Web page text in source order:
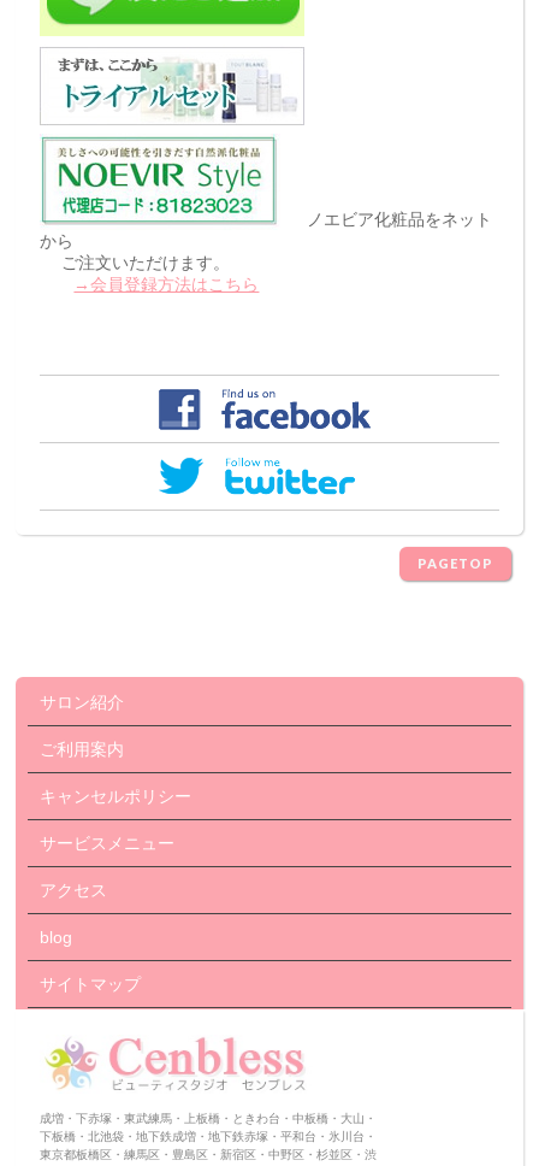
ノエビア化粧品をネット
から
ご注文いただけます。
→会員登録方法はこちら
PAGETOP
サロン紹介
ご利用案内
キャンセルポリシー
サービスメニュー
アクセス
blog
サイトマップ
成増・下赤塚・東武練馬・上板橋・ときわ台・中板橋・大山・
下板橋・北池袋・地下鉄成増・地下鉄赤塚・平和台・氷川台・
東京都板橋区・練馬区・豊島区・新宿区・中野区・杉並区・渋